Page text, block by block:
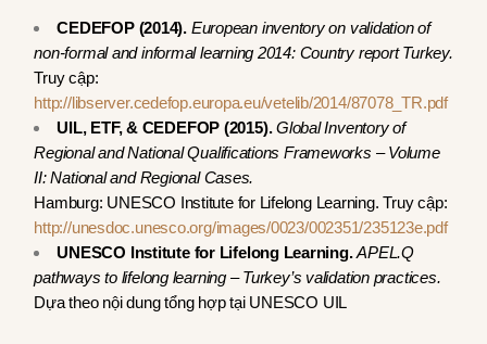
CEDEFOP (2014). European inventory on validation of
non-formal and informal learning 2014: Country report Turkey.
Truy cập:
http://libserver.cedefop.europa.eu/vetelib/2014/87078_TR.pdf
UIL, ETF, & CEDEFOP (2015).Global Inventory of
Regional and National Qualifications Frameworks – Volume
II: National and Regional Cases.
Hamburg: UNESCO Institute for Lifelong Learning. Truy cập:
http://unesdoc.unesco.org/images/0023/002351/235123e.pdf
UNESCO Institute for Lifelong Learning.APEL.Q
pathways to lifelong learning – Turkey’s validation practices.
Dựa theo nội dung tổng hợp tại UNESCO UIL